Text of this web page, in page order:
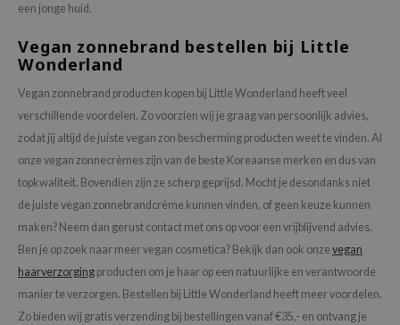
een jonge huid.
Vegan zonnebrand bestellen bij Little
Wonderland
Vegan zonnebrand producten kopen bij Little Wonderland heeft veel
verschillende voordelen. Zo voorzien wij je graag van persoonlijk advies,
zodat jij altijd de juiste vegan zon bescherming producten weet te vinden. Al
onze vegan zonnecrèmes zijn van de beste Koreaanse merken en dus van
topkwaliteit. Bovendien zijn ze scherp geprijsd. Mocht je desondanks niet
de juiste vegan zonnebrandcrème kunnen vinden, of geen keuze kunnen
maken? Neem dan gerust contact met ons op voor een vrijblijvend advies.
Ben je op zoek naar meer vegan cosmetica? Bekijk dan ook onze vegan
haarverzorging producten om je haar op een natuurlijke en verantwoorde
manier te verzorgen. Bestellen bij Little Wonderland heeft meer voordelen.
Zo bieden wij gratis verzending bij bestellingen vanaf €35,- en ontvang je